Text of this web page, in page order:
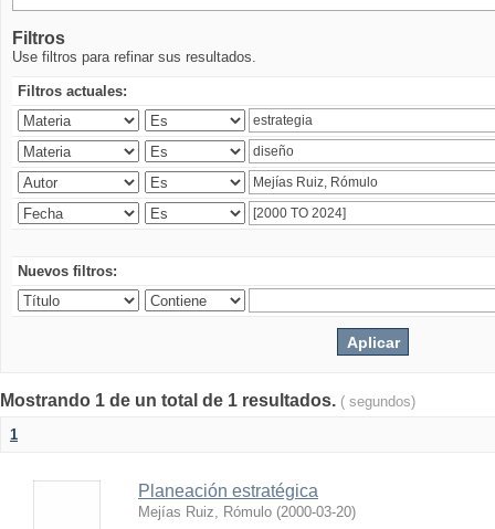
Filtros
Use filtros para refinar sus resultados.
Filtros actuales:
Nuevos filtros:
Mostrando 1 de un total de 1 resultados. ( segundos)
1
Planeación estratégica
Mejías Ruiz, Rómulo (2000-03-20)